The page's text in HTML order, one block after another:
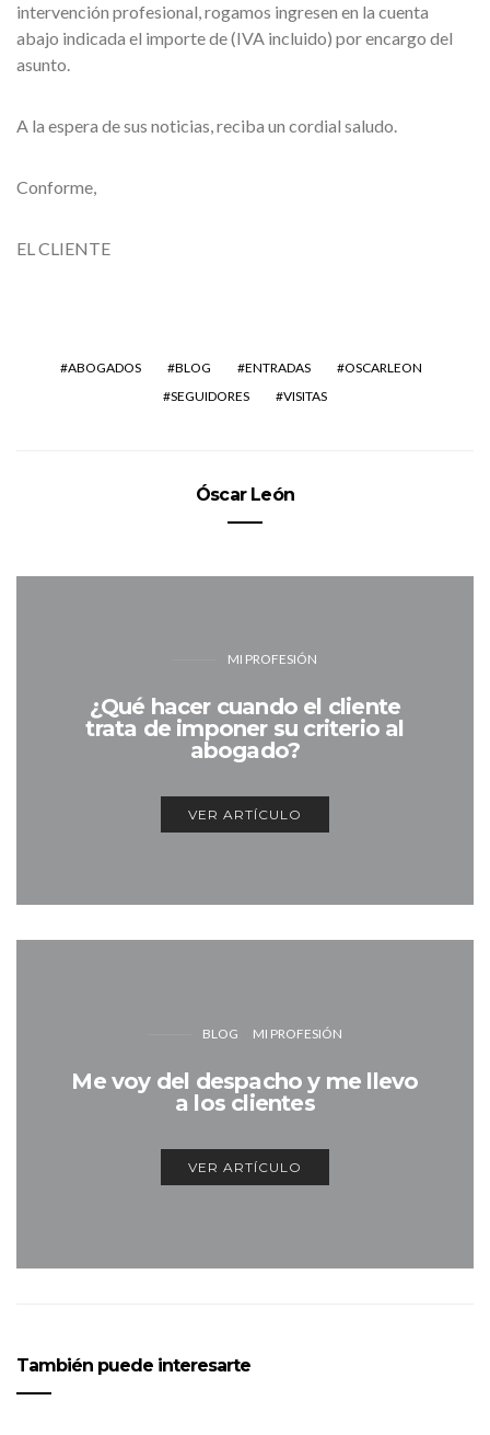
intervención profesional, rogamos ingresen en la cuenta
abajo indicada el importe de (IVA incluido) por encargo del
asunto.
A la espera de sus noticias, reciba un cordial saludo.
Conforme,
EL CLIENTE
ABOGADOS BLOG ENTRADAS
OSCARLEON
SEGUIDORES
VISITAS
Óscar León
MI PROFESIÓN
¿Qué hacer cuando el cliente
trata de imponer su criterio al
abogado?
VER ARTÍCULO
BLOG MI PROFESIÓN
Me voy del despacho y me llevo
a los clientes
VER ARTÍCULO
También puede interesarte